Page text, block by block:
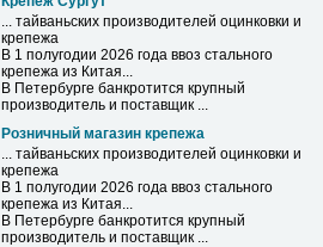
... тайваньских производителей оцинковки и
крепежа
В 1 полугодии 2026 года ввоз стального
крепежа из Китая...
В Петербурге банкротится крупный
производитель и поставщик ...
Розничный магазин крепежа
... тайваньских производителей оцинковки и
крепежа
В 1 полугодии 2026 года ввоз стального
крепежа из Китая...
В Петербурге банкротится крупный
производитель и поставщик ...